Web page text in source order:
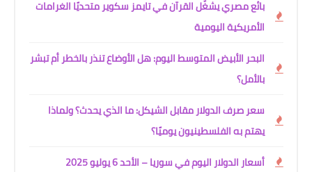
بائع مصري يشغّل القرآن في تايمز سكوير متحديًا الغرامات
الأمريكية اليومية
البحر الأبيض المتوسط اليوم: هل الأوضاع تنذر بالخطر أم تبشر
بالأمل؟
سعر صرف الدولار مقابل الشيكل: ما الذي يحدث؟ ولماذا
يهتم به الفلسطينيون يوميًا؟
أسعار الدولار اليوم في سوريا – الأحد 6 يوليو 2025